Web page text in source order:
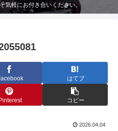
気軽にお付き合いください。
はてブ
コピー
2026.04.04